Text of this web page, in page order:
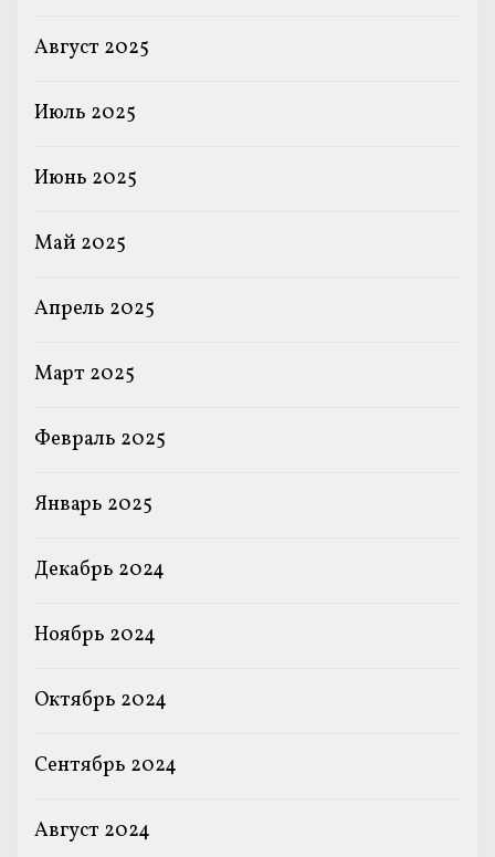
Август 2025
Июль 2025
Июнь 2025
Май 2025
Апрель 2025
Март 2025
Февраль 2025
Январь 2025
Декабрь 2024
Ноябрь 2024
Октябрь 2024
Сентябрь 2024
Август 2024